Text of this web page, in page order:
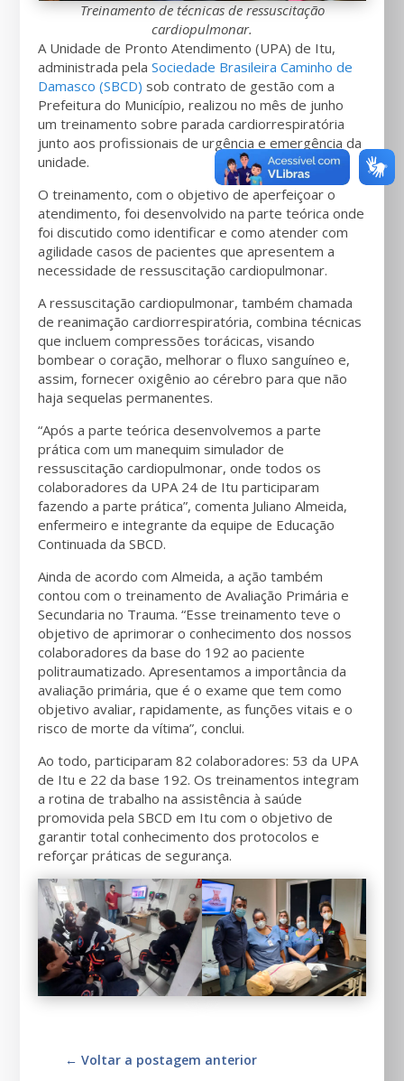
Treinamento de técnicas de ressuscitação
cardiopulmonar.
A Unidade de Pronto Atendimento (UPA) de Itu,
administrada pelaSociedade Brasileira Caminho de
Damasco (SBCD) sob contrato de gestão com a
Prefeitura do Município, realizou no mês de junho
um treinamento sobre parada cardiorrespiratória
junto aos profissionais de urgência e emergência da
unidade.
O treinamento, com o objetivo de aperfeiçoar o
atendimento, foi desenvolvido na parte teórica onde
foi discutido como identificar e como atender com
agilidade casos de pacientes que apresentem a
necessidade de ressuscitação cardiopulmonar.
A ressuscitação cardiopulmonar, também chamada
de reanimação cardiorrespiratória, combina técnicas
que incluem compressões torácicas, visando
bombear o coração, melhorar o fluxo sanguíneo e,
assim, fornecer oxigênio ao cérebro para que não
haja sequelas permanentes.
“Após a parte teórica desenvolvemos a parte
prática com um manequim simulador de
ressuscitação cardiopulmonar, onde todos os
colaboradores da UPA 24 de Itu participaram
fazendo a parte prática”, comenta Juliano Almeida,
enfermeiro e integrante da equipe de Educação
Continuada da SBCD.
Ainda de acordo com Almeida, a ação também
contou com o treinamento de Avaliação Primária e
Secundaria no Trauma. “Esse treinamento teve o
objetivo de aprimorar o conhecimento dos nossos
colaboradores da base do 192 ao paciente
politraumatizado. Apresentamos a importância da
avaliação primária, que é o exame que tem como
objetivo avaliar, rapidamente, as funções vitais e o
risco de morte da vítima”, conclui.
Ao todo, participaram 82 colaboradores: 53 da UPA
de Itu e 22 da base 192. Os treinamentos integram
a rotina de trabalho na assistência à saúde
promovida pela SBCD em Itu com o objetivo de
garantir total conhecimento dos protocolos e
reforçar práticas de segurança.
←Voltar a postagem anterior